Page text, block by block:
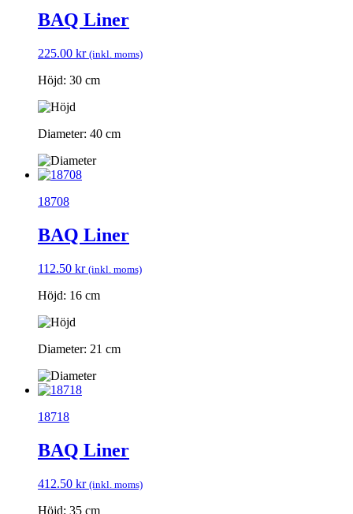
BAQ Liner
225.00 kr (inkl. moms)
Höjd: 30 cm
Diameter: 40 cm
18708
BAQ Liner
112.50 kr (inkl. moms)
Höjd: 16 cm
Diameter: 21 cm
18718
BAQ Liner
412.50 kr (inkl. moms)
Höjd: 35 cm